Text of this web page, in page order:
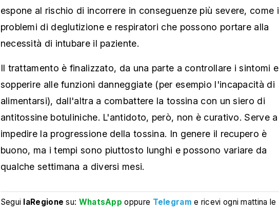
espone al rischio di incorrere in conseguenze più severe, come i
problemi di deglutizione e respiratori che possono portare alla
necessità di intubare il paziente.
Il trattamento è finalizzato, da una parte a controllare i sintomi e
sopperire alle funzioni danneggiate (per esempio l'incapacità di
alimentarsi), dall'altra a combattere la tossina con un siero di
antitossine botuliniche. L'antidoto, però, non è curativo. Serve a
impedire la progressione della tossina. In genere il recupero è
buono, ma i tempi sono piuttosto lunghi e possono variare da
qualche settimana a diversi mesi.
Segui laRegione su: WhatsApp oppure Telegram e ricevi ogni mattina le